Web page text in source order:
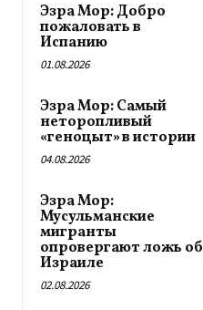
Эзра Мор: Добро
пожаловать в
Испанию
01.08.2026
Эзра Мор: Самый
неторопливый
«геноцыт» в истории
04.08.2026
Эзра Мор:
Мусульманские
мигранты
опровергают ложь об
Израиле
02.08.2026